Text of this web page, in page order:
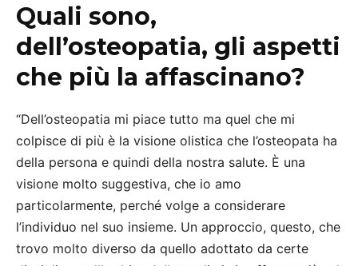
Quali sono,
dell’osteopatia, gli aspetti
che più la affascinano?
“Dell’osteopatia mi piace tutto ma quel che mi
colpisce di più è la visione olistica che l’osteopata ha
della persona e quindi della nostra salute. È una
visione molto suggestiva, che io amo
particolarmente, perché volge a considerare
l’individuo nel suo insieme. Un approccio, questo, che
trovo molto diverso da quello adottato da certe